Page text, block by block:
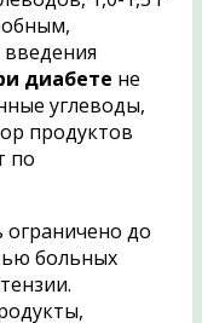
диабете не
углеводы,
продуктов
по
до
больных